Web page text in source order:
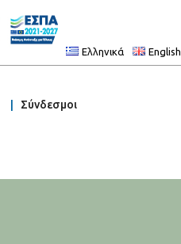
Ελληνικά English
Σύνδεσμοι